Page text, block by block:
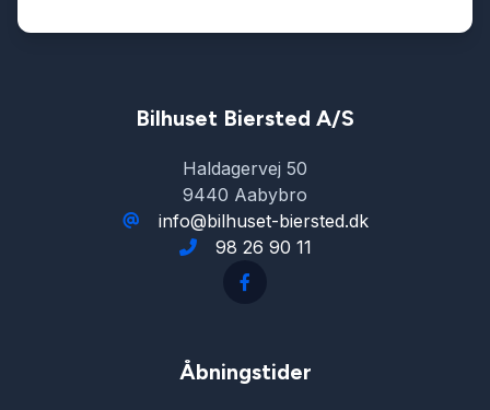
Bilhuset Biersted A/S
Haldagervej 50
9440 Aabybro
info@bilhuset-biersted.dk
98 26 90 11
Åbningstider